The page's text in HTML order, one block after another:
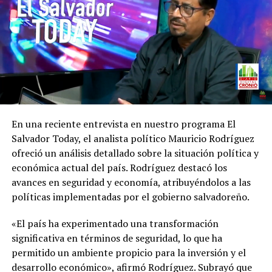
En una reciente entrevista en nuestro programa El
Salvador Today, el analista político Mauricio Rodríguez
ofreció un análisis detallado sobre la situación política y
económica actual del país. Rodríguez destacó los
avances en seguridad y economía, atribuyéndolos a las
políticas implementadas por el gobierno salvadoreño.
«El país ha experimentado una transformación
significativa en términos de seguridad, lo que ha
permitido un ambiente propicio para la inversión y el
desarrollo económico», afirmó Rodríguez. Subrayó que